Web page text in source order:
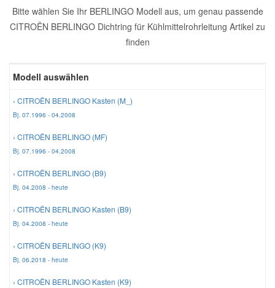
Bitte wählen Sie Ihr BERLINGO Modell aus, um genau passende
CITROËN BERLINGO Dichtring für Kühlmittelrohrleitung Artikel zu
finden
Modell auswählen
› CITROËN BERLINGO Kasten (M_)
Bj. 07.1996 - 04.2008
› CITROËN BERLINGO (MF)
Bj. 07.1996 - 04.2008
› CITROËN BERLINGO (B9)
Bj. 04.2008 - heute
› CITROËN BERLINGO Kasten (B9)
Bj. 04.2008 - heute
› CITROËN BERLINGO (K9)
Bj. 06.2018 - heute
› CITROËN BERLINGO Kasten (K9)
Scheibenreinigung
Reparatur-Zubehör
Schlüsselgehäuse
Daewoo Ersatzteile